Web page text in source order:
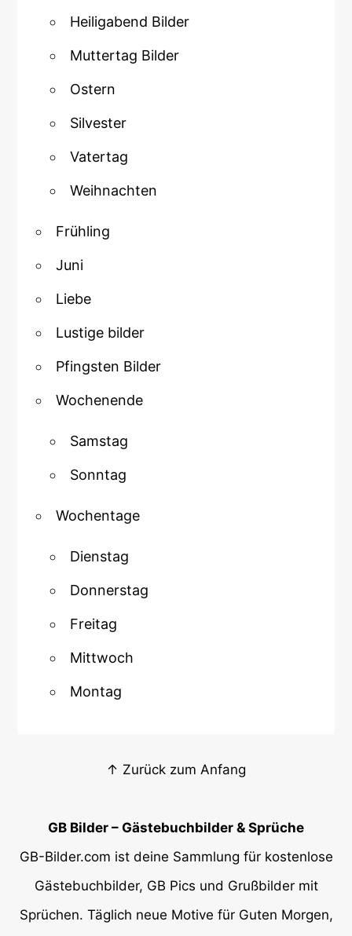
Heiligabend Bilder
Muttertag Bilder
Ostern
Silvester
Vatertag
Weihnachten
Frühling
Juni
Liebe
Lustige bilder
Pfingsten Bilder
Wochenende
Samstag
Sonntag
Wochentage
Dienstag
Donnerstag
Freitag
Mittwoch
Montag
↑ Zurück zum Anfang
GB Bilder – Gästebuchbilder & Sprüche
GB-Bilder.com ist deine Sammlung für kostenlose
Gästebuchbilder, GB Pics und Grußbilder mit
Sprüchen. Täglich neue Motive für Guten Morgen,